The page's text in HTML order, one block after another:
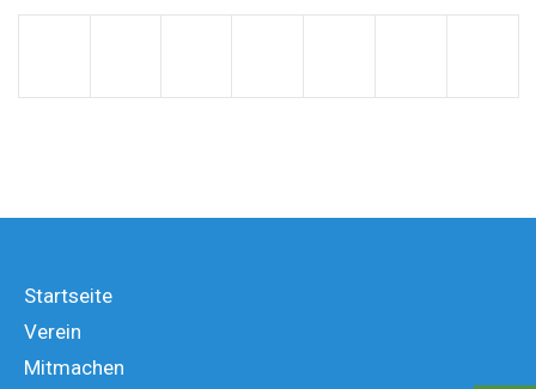
Startseite
Verein
Mitmachen